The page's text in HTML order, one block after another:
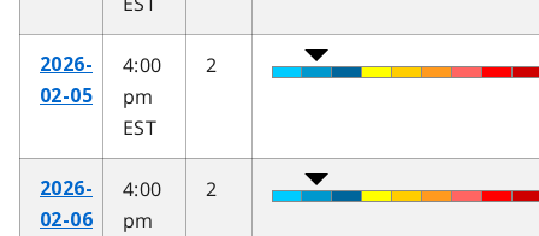
2026-
02-05
4:00
pm
EST
2
2026-
02-06
4:00
pm
2